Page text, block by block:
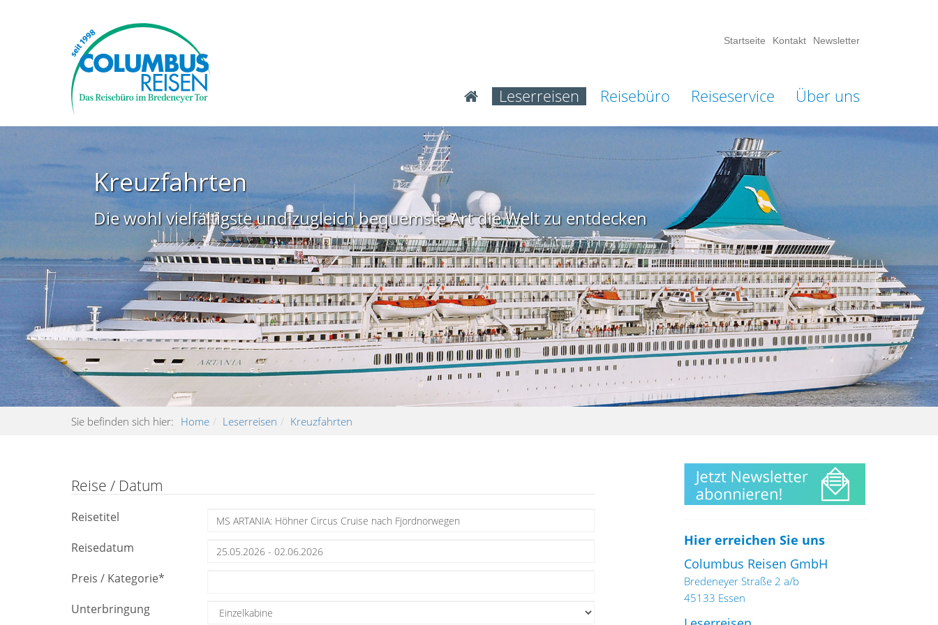
Startseite Kontakt Newsletter
Leserreisen Reisebüro Reiseservice Über uns
Kreuzfahrten
Die wohl vielfältigste und zugleich bequemste Art die Welt zu entdecken
Sie befinden sich hier: Home Leserreisen Kreuzfahrten
Reise / Datum
Reisetitel
Reisedatum
Preis / Kategorie*
Unterbringung
Hier erreichen Sie uns
Columbus Reisen GmbH
Bredeneyer Straße 2 a/b
45133 Essen